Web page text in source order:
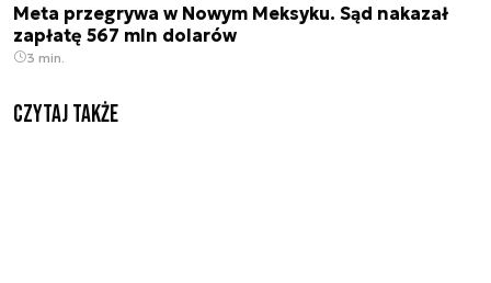
Meta przegrywa w Nowym Meksyku. Sąd nakazał
zapłatę 567 mln dolarów
3 min.
Czytaj także